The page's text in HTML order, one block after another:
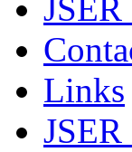
Links